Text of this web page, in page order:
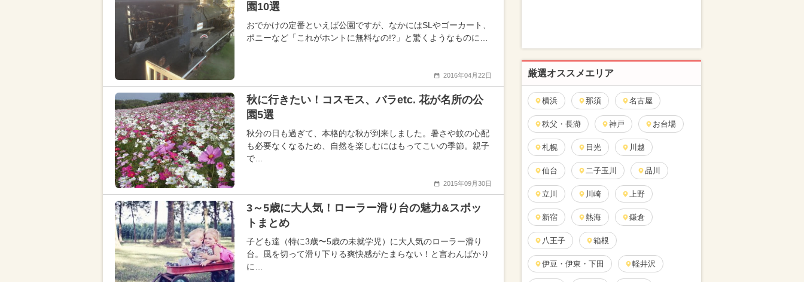
園10選
おでかけの定番といえば公園ですが、なかにはSLやゴーカート、
ポニーなど「これがホントに無料なの!?」と驚くようなものに…
2016年04月22日
秋に行きたい！コスモス、バラetc. 花が名所の公
園5選
秋分の日も過ぎて、本格的な秋が到来しました。暑さや蚊の心配
も必要なくなるため、自然を楽しむにはもってこいの季節。親子
で…
2015年09月30日
3～5歳に大人気！ローラー滑り台の魅力&スポッ
トまとめ
子ども達（特に3歳〜5歳の未就学児）に大人気のローラー滑り
台。風を切って滑り下りる爽快感がたまらない！と言わんばかり
に…
厳選オススメエリア
横浜 那須 名古屋
秩父・長瀞 神戸 お台場
札幌 日光 川越
仙台 二子玉川 品川
立川 川崎 上野
新宿 熱海 鎌倉
八王子 箱根
伊豆・伊東・下田 軽井沢